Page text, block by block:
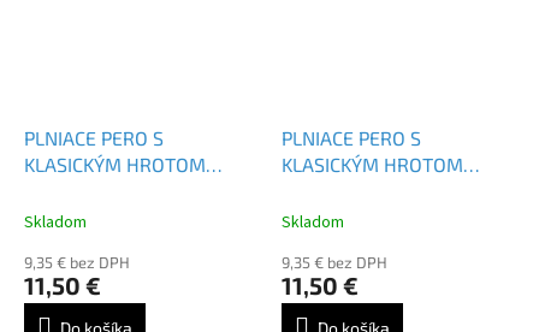
PLNIACE PERO S
KLASICKÝM HROTOM
168623
Skladom
9,35 € bez DPH
11,50 €
PLNIACE PERO S
KLASICKÝM HROTOM
168621
Skladom
9,35 € bez DPH
11,50 €